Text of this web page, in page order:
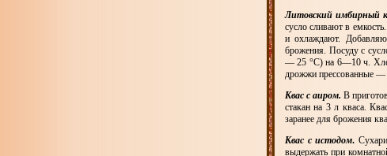
Литовский имбирный
сусло сливают в
и охлаждают.
брожения. Посуду с
— 25 °С) на 6—10 ч.
дрожжи прессованные
Квас с аиром. В
стакан на 3 л кваса.
заранее для брожения
Квас с истодом.
выдержать при